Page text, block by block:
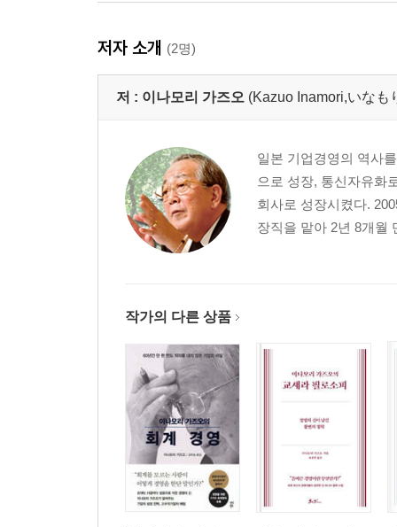
저자 소개 (2명)
저 : 이나모리 가즈오 (Kazuo Inamori,いなも
일본 기업경영의 역사
으로 성장, 통신자유화
회사로 성장시켰다.
장직을 맡아 2년 8개월
작가의 다른 상품